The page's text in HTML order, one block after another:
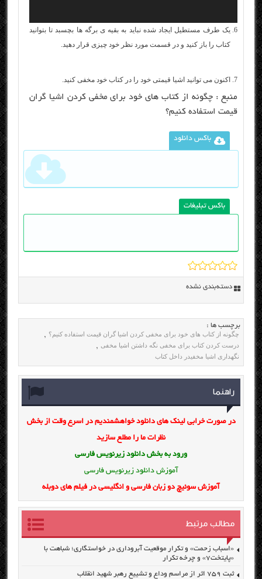
یک طرف مستطیل ایجاد شده نباید به بقیه ی برگه ها بچسبد تا بتوانید
کتاب را باز کنید و در قسمت مورد نظر خود چیزی قرار دهید.
اکنون می توانید اشیا قیمتی خود را در کتاب خود مخفی کنید.
منبع : چگونه از کتاب های خود برای مخفی کردن اشیا گران
قیمت استفاده کنیم؟
باکس دانلود
باکس تبلیغات
دسته‌بندی نشده
برچسب ها :
چگونه از کتاب های خود برای مخفی کردن اشیا گران قیمت استفاده کنیم؟ ,
درست کردن کتاب برای مخفی نگه داشتن اشیا مخفی ,
نگهداری اشیا مخفیدر داخل کتاب
راهنما
در صورت خرابی لینک های دانلود خواهشمندیم در اسرع وقت از بخش
نظرات ما را مطلع سازید
ورود به بخش دانلود زیرنویس فارسی
آموزش دانلود زیرنویس فارسی
آموزش سوئیچ دو زبان فارسی و انگلیسی در فیلم های دوبله
مطالب مرتبط
«اسباب زحمت» و تکرار موقعیت آبروداری در خواستگاری؛ شباهت با
«پایتخت۷» و چرخه تکرار
ثبت ۷۵۹ اثر از مراسم وداع و تشییع رهبر شهید انقلاب